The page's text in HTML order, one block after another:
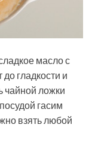
масло с
гладкости и
чайной ложки
гасим
взять любой